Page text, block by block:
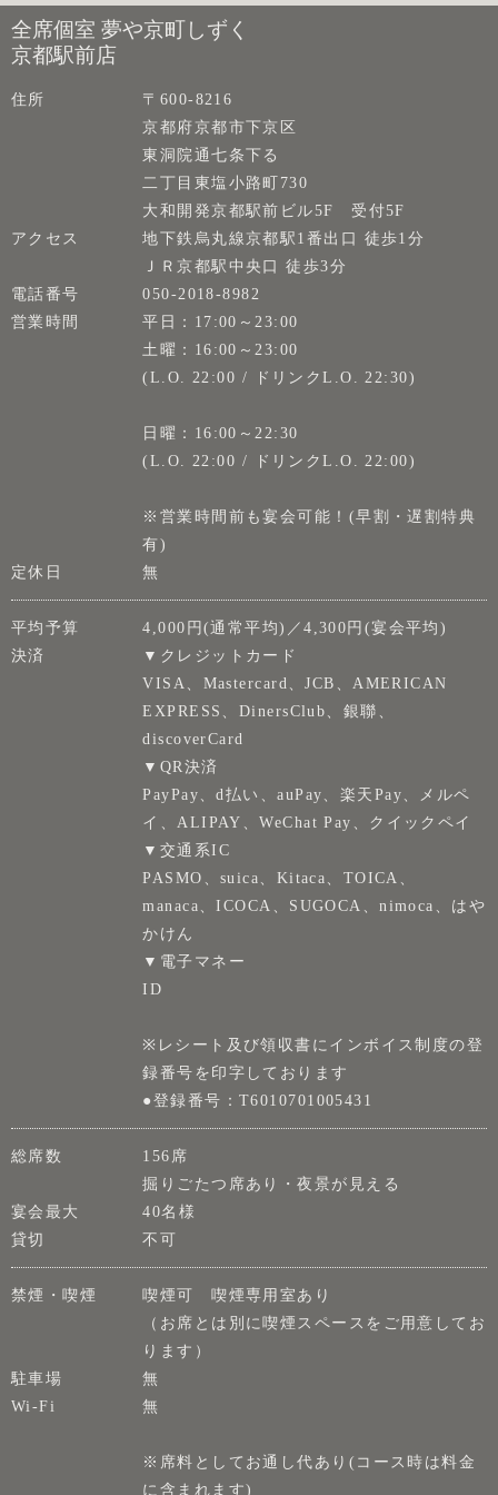
全席個室 夢や京町しずく
京都駅前店
住所
〒600-8216
京都府京都市下京区
東洞院通七条下る
二丁目東塩小路町730
大和開発京都駅前ビル5F 受付5F
アクセス
地下鉄烏丸線京都駅1番出口 徒歩1分
ＪＲ京都駅中央口 徒歩3分
電話番号
050-2018-8982
営業時間
平日：17:00～23:00
土曜：16:00～23:00
(L.O. 22:00 / ドリンクL.O. 22:30)
日曜：16:00～22:30
(L.O. 22:00 / ドリンクL.O. 22:00)
※営業時間前も宴会可能！(早割・遅割特典
有)
定休日
無
平均予算
4,000円(通常平均)／4,300円(宴会平均)
決済
▼クレジットカード
VISA、Mastercard、JCB、AMERICAN
EXPRESS、DinersClub、銀聯、
discoverCard
▼QR決済
PayPay、d払い、auPay、楽天Pay、メルペ
イ、ALIPAY、WeChat Pay、クイックペイ
▼交通系IC
PASMO、suica、Kitaca、TOICA、
manaca、ICOCA、SUGOCA、nimoca、はや
かけん
▼電子マネー
ID
※レシート及び領収書にインボイス制度の登
録番号を印字しております
●登録番号：T6010701005431
総席数
156席
掘りごたつ席あり・夜景が見える
宴会最大
40名様
貸切
不可
禁煙・喫煙
喫煙可 喫煙専用室あり
（お席とは別に喫煙スペースをご用意してお
ります）
駐車場
無
Wi-Fi
無
※席料としてお通し代あり(コース時は料金
に含まれます)